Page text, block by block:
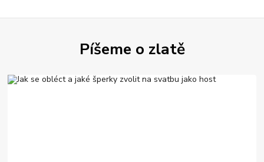
Píšeme o zlatě